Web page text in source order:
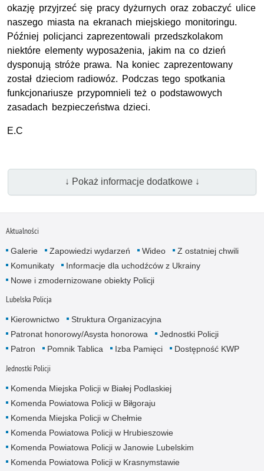
okazję przyjrzeć się pracy dyżurnych oraz zobaczyć ulice
naszego miasta na ekranach miejskiego monitoringu.
Później policjanci zaprezentowali przedszkolakom
niektóre elementy wyposażenia, jakim na co dzień
dysponują stróże prawa. Na koniec zaprezentowany
został dzieciom radiowóz. Podczas tego spotkania
funkcjonariusze przypomnieli też o podstawowych
zasadach bezpieczeństwa dzieci.
E.C
↓ Pokaż informacje dodatkowe ↓
Aktualności
Galerie Zapowiedzi wydarzeń Wideo
Z ostatniej chwili
Komunikaty
Informacje dla uchodźców z Ukrainy
Nowe i zmodernizowane obiekty Policji
Lubelska Policja
Kierownictwo
Struktura Organizacyjna
Patronat honorowy/Asysta honorowa
Jednostki Policji
Patron
Pomnik Tablica Izba Pamięci Dostępność KWP
Jednostki Policji
Komenda Miejska Policji w Białej Podlaskiej
Komenda Powiatowa Policji w Biłgoraju
Komenda Miejska Policji w Chełmie
Komenda Powiatowa Policji w Hrubieszowie
Komenda Powiatowa Policji w Janowie Lubelskim
Komenda Powiatowa Policji w Krasnymstawie